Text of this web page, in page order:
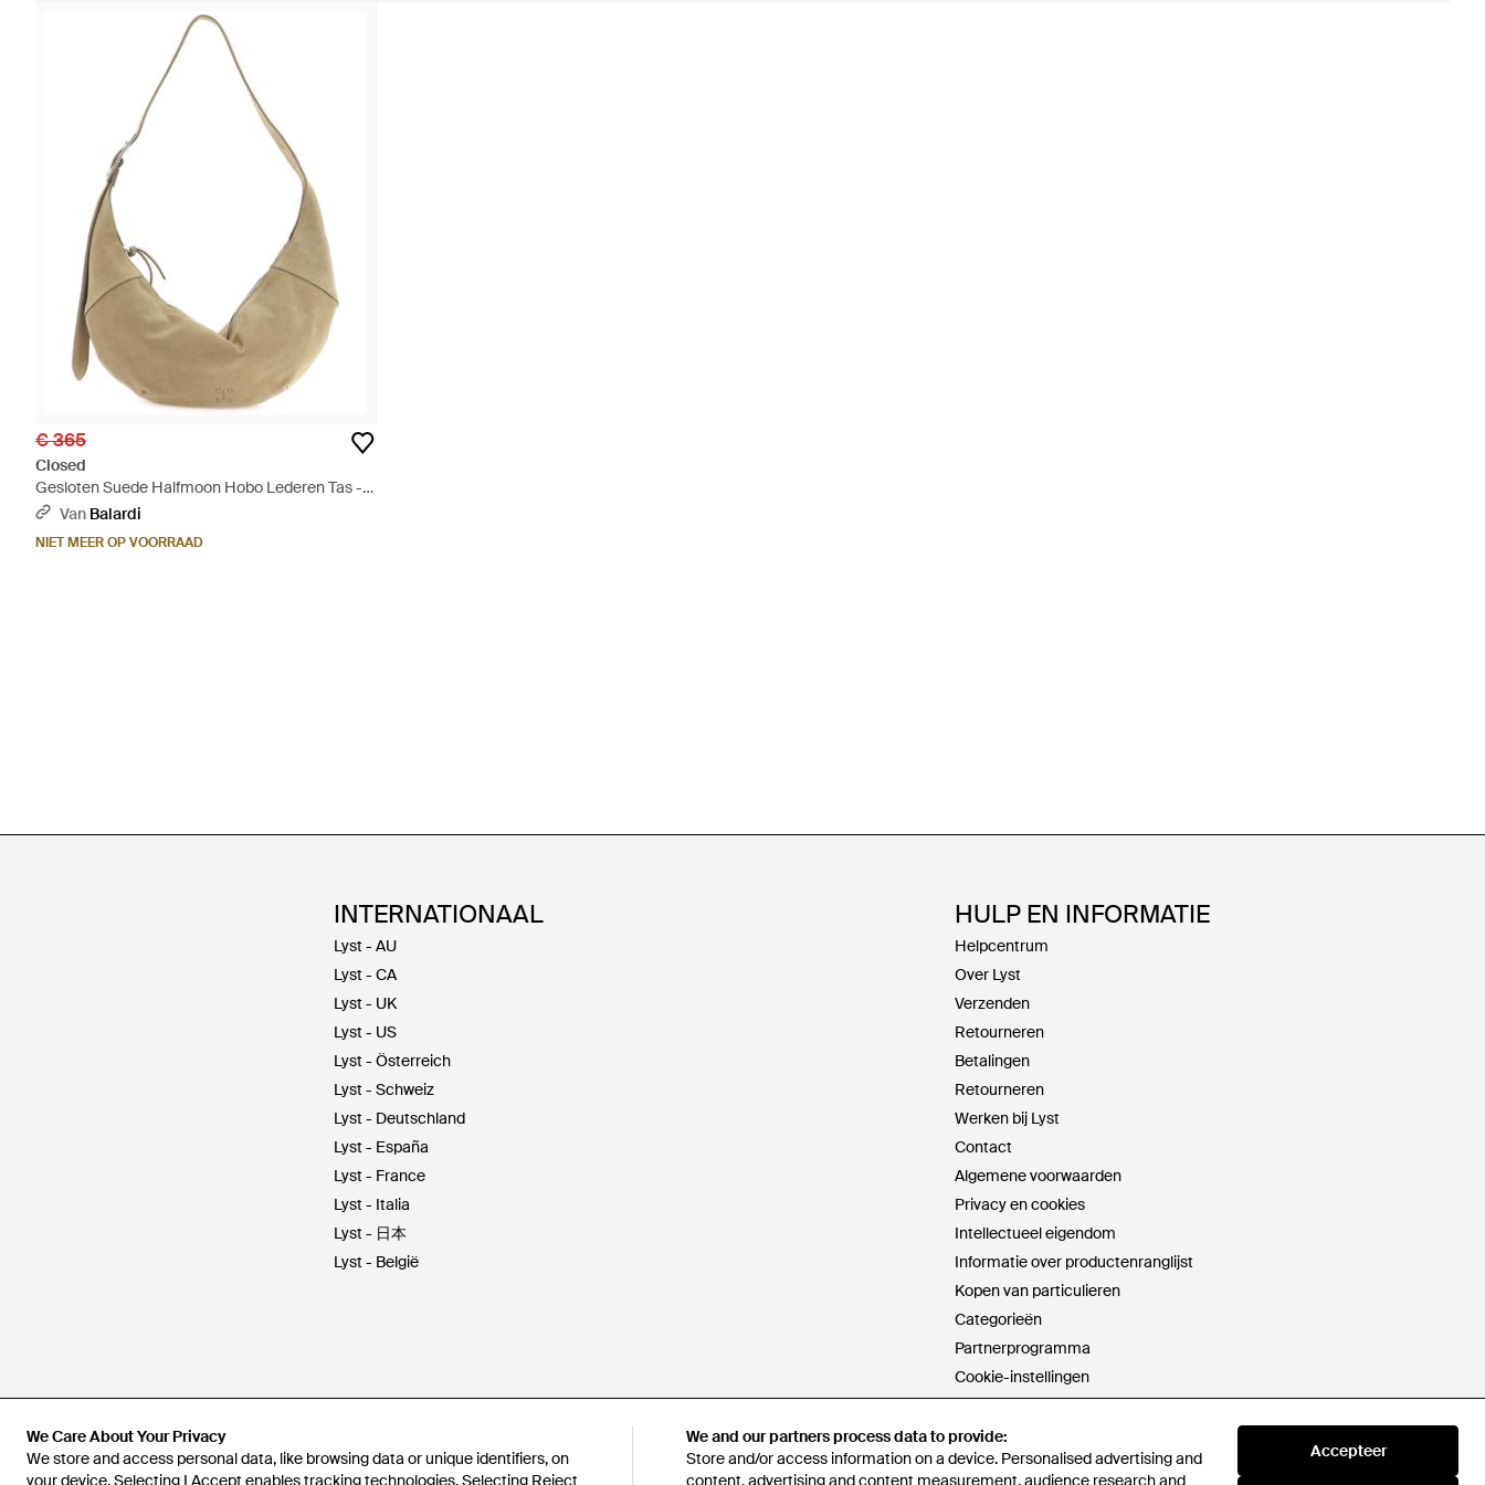
We Care About Your Privacy
We store and access personal data, like browsing data or unique identifiers, on
your device. Selecting I Accept enables tracking technologies. Selecting Reject
We and our partners process data to provide:
Store and/or access information on a device. Personalised advertising and
content, advertising and content measurement, audience research and
Accepteer
We Care About Your Privacy
We store and access personal data, like browsing data or unique identifiers, on
your device. Selecting I Accept enables tracking technologies. Selecting Reject
We and our partners process data to provide:
Store and/or access information on a device. Personalised advertising and
content, advertising and content measurement, audience research and
Accepteer
€ 365
Closed
Gesloten Suede Halfmoon Hobo Lederen Tas -
Naturel
Van Balardi
NIET MEER OP VOORRAAD
INTERNATIONAAL
Lyst - AU
Lyst - CA
Lyst - UK
Lyst - US
Lyst - Österreich
Lyst - Schweiz
Lyst - Deutschland
Lyst - España
Lyst - France
Lyst - Italia
Lyst - 日本
Lyst - België
HULP EN INFORMATIE
Helpcentrum
Over Lyst
Verzenden
Retourneren
Betalingen
Retourneren
Werken bij Lyst
Contact
Algemene voorwaarden
Privacy en cookies
Intellectueel eigendom
Informatie over productenranglijst
Kopen van particulieren
Categorieën
Partnerprogramma
Cookie-instellingen
Do not sell or share my personal information
Verklaring moderne slavernij
s172-verklaring